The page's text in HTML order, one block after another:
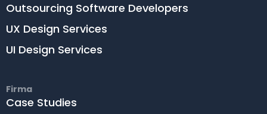
Outsourcing Software Developers
UX Design Services
UI Design Services
Firma
Case Studies